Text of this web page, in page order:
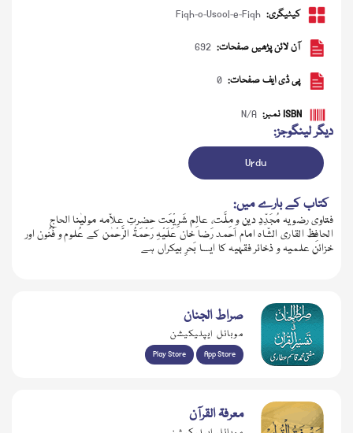
کیٹیگری: Fiqh-o-Usool-e-Fiqh
آن لائن پڑھیں صفحات: 692
پی ڈی ایف صفحات: 0
ISBN نمبر: N/A
دیگر لینگوجز:
Urdu
کتاب کے بارے میں:
فتاوی رضویہ مُجَدِّدِ دین و مِلَّت، عالِم شَرِیْعَت حضرتِ علاّمہ مولیٰنا الحاج
الحافِظ القاری الشّاہ امام اَحمد رَضا خان عَلَیْہِ رَحْمَۃُ الرَّحْمٰن کے عُلوم و فُنُون اور
خزائن علمیہ و ذخائر فقہیہ کا ایسا بَحرِ بیکراں ہے
صراط الجنان
موبائل ایپلیکیشن
Play Store App Store
معرفۃ القرآن